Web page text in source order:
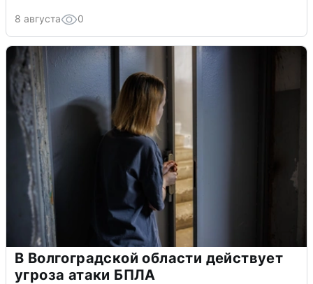
8 августа 0
В Волгоградской области действует
угроза атаки БПЛА